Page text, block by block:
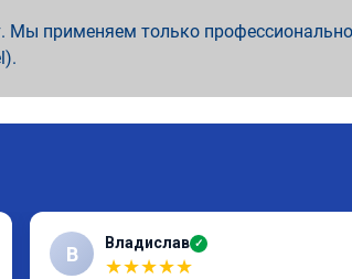
применяем только
В Владислав ✓
★★★★★